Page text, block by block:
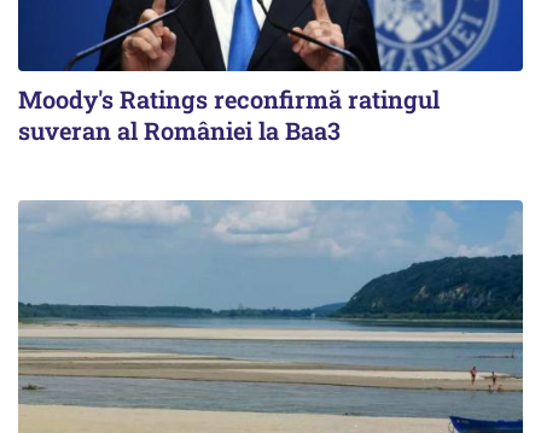
Moody's Ratings reconfirmă ratingul
suveran al României la Baa3